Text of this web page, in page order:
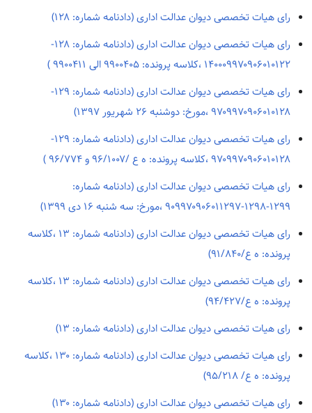
رای هیات تخصصی دیوان عدالت اداری (دادنامه شماره: ۱۲۸)
رای هیات تخصصی دیوان عدالت اداری (دادنامه شماره: ۱۲۸-
۱۴۰۰۰۹۹۷۰۹۰۶۰۱۰۱۲۲ ،کلاسه پرونده: ۹۹۰۰۴۰۵ الی ۹۹۰۰۴۱۱ )
رای هیات تخصصی دیوان عدالت اداری (دادنامه شماره: ۱۲۹-
۹۷۰۹۹۷۰۹۰۶۰۱۰۱۲۸ ،مورخ: دوشنبه ۲۶ شهريور ۱۳۹۷)
رای هیات تخصصی دیوان عدالت اداری (دادنامه شماره: ۱۲۹-
۹۷۰۹۹۷۰۹۰۶۰۱۰۱۲۸ ،کلاسه پرونده: ه ع /۹۶/۱۰۰۷ و ۹۶/۷۷۴ )
رای هیات تخصصی دیوان عدالت اداری (دادنامه شماره:
۱۲۹۹-۱۲۹۸-۹۰۹۹۷۰۹۰۶۰۱۱۲۹۷ ،مورخ: سه شنبه ۱۶ دی ۱۳۹۹)
رای هیات تخصصی دیوان عدالت اداری (دادنامه شماره: ۱۳ ،کلاسه
پرونده: ه ع/۹۱/۸۴۰)
رای هیات تخصصی دیوان عدالت اداری (دادنامه شماره: ۱۳ ،کلاسه
پرونده: ه ع/۹۴/۴۲۷)
رای هیات تخصصی دیوان عدالت اداری (دادنامه شماره: ۱۳)
رای هیات تخصصی دیوان عدالت اداری (دادنامه شماره: ۱۳۰ ،کلاسه
پرونده: ه ع/ ۹۵/۲۱۸)
رای هیات تخصصی دیوان عدالت اداری (دادنامه شماره: ۱۳۰)